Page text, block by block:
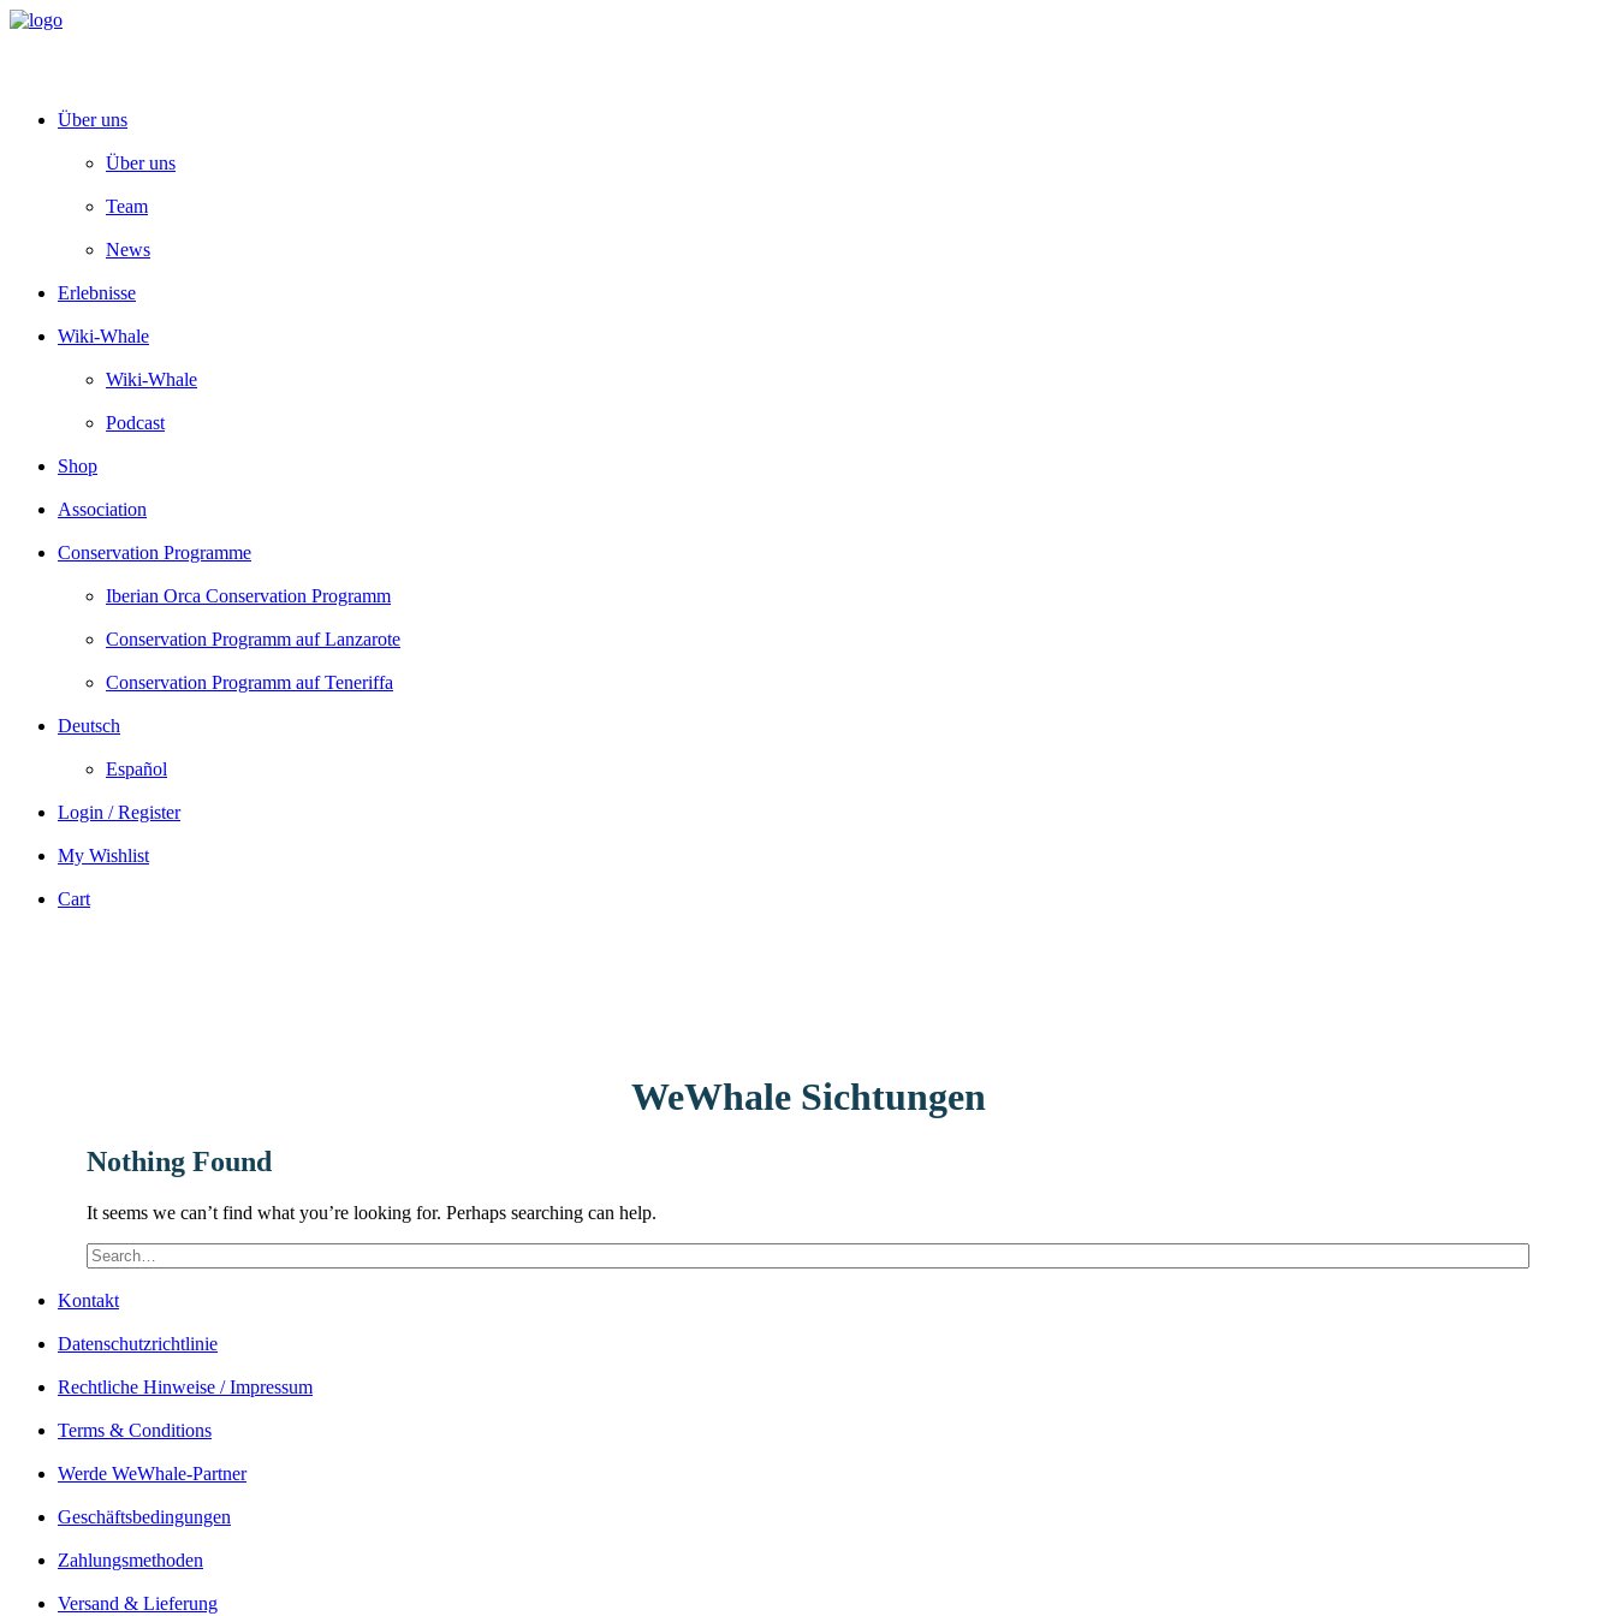
Über uns
Über uns
Team
News
Erlebnisse
Wiki-Whale
Wiki-Whale
Podcast
Shop
Association
Conservation Programme
Iberian Orca Conservation Programm
Conservation Programm auf Lanzarote
Conservation Programm auf Teneriffa
Deutsch
Español
Login / Register
My Wishlist
Cart
WeWhale Sichtungen
Nothing Found
It seems we can’t find what you’re looking for. Perhaps searching can help.
Kontakt
Datenschutzrichtlinie
Rechtliche Hinweise / Impressum
Terms & Conditions
Werde WeWhale-Partner
Geschäftsbedingungen
Zahlungsmethoden
Versand & Lieferung